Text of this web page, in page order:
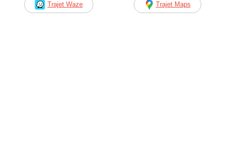
Trajet Waze Trajet Maps